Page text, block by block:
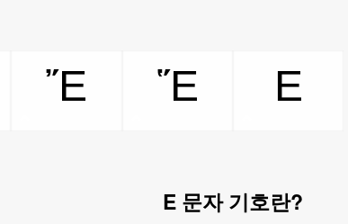
Ἔ Ἕ E
E 문자 기호란?